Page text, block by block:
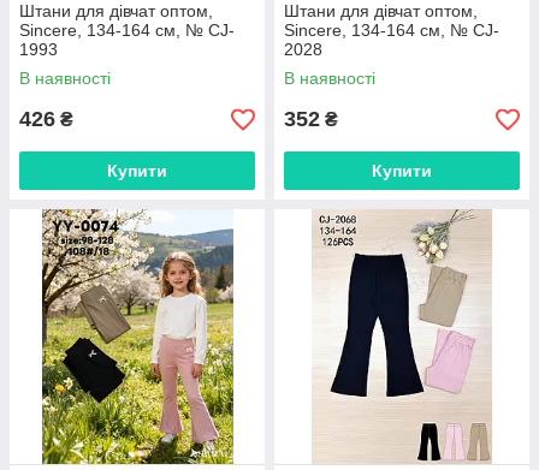
Штани для дівчат оптом,
Sincere, 134-164 см, № CJ-
1993
В наявності
426 ₴
Купити
Штани для дівчат оптом,
Sincere, 134-164 см, № CJ-
2028
В наявності
352 ₴
Купити